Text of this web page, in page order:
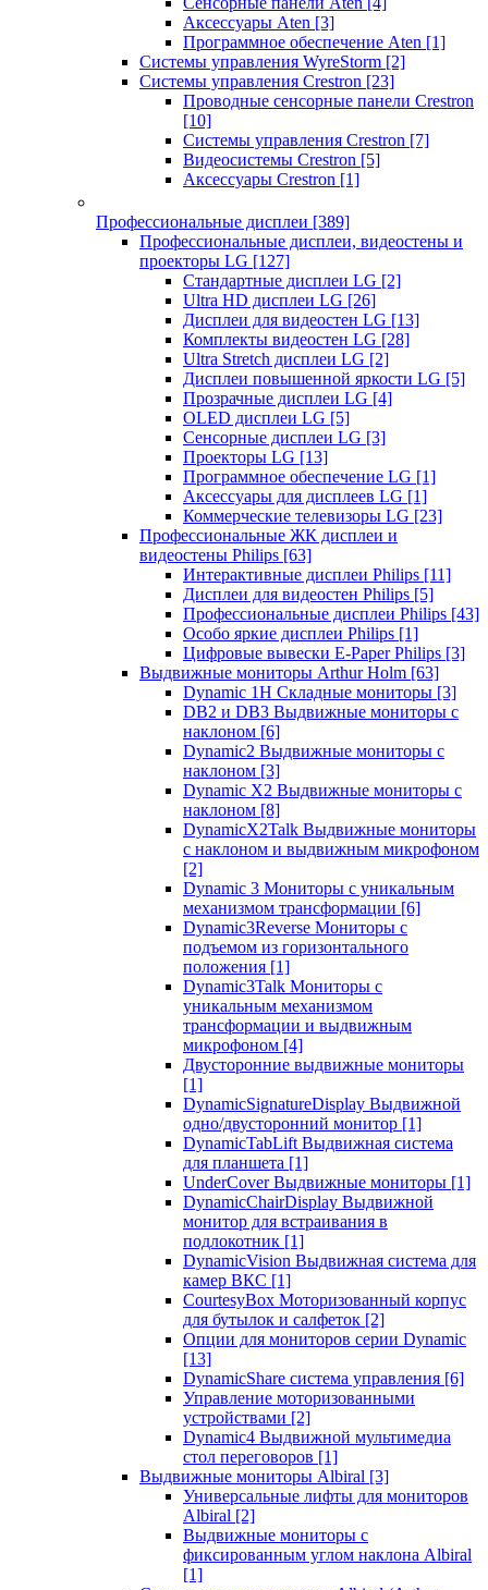
Аксессуары Aten [3]
Программное обеспечение Aten [1]
Системы управления WyreStorm [2]
Системы управления Crestron [23]
Проводные сенсорные панели Crestron
[10]
Системы управления Crestron [7]
Видеосистемы Crestron [5]
Аксессуары Crestron [1]
Профессиональные дисплеи [389]
Профессиональные дисплеи, видеостены и
проекторы LG [127]
Стандартные дисплеи LG [2]
Ultra HD дисплеи LG [26]
Дисплеи для видеостен LG [13]
Комплекты видеостен LG [28]
Ultra Stretch дисплеи LG [2]
Дисплеи повышенной яркости LG [5]
Прозрачные дисплеи LG [4]
OLED дисплеи LG [5]
Сенсорные дисплеи LG [3]
Проекторы LG [13]
Программное обеспечение LG [1]
Аксессуары для дисплеев LG [1]
Коммерческие телевизоры LG [23]
Профессиональные ЖК дисплеи и
видеостены Philips [63]
Интерактивные дисплеи Philips [11]
Дисплеи для видеостен Philips [5]
Профессиональные дисплеи Philips [43]
Особо яркие дисплеи Philips [1]
Цифровые вывески E-Paper Philips [3]
Выдвижные мониторы Arthur Holm [63]
Dynamic 1Н Складные мониторы [3]
DB2 и DB3 Выдвижные мониторы с
наклоном [6]
Dynamic2 Выдвижные мониторы с
наклоном [3]
Dynamic X2 Выдвижные мониторы с
наклоном [8]
DynamicX2Talk Выдвижные мониторы
с наклоном и выдвижным микрофоном
[2]
Dynamic 3 Мониторы с уникальным
механизмом трансформации [6]
Dynamic3Reverse Мониторы с
подъемом из горизонтального
положения [1]
Dynamic3Talk Мониторы с
уникальным механизмом
трансформации и выдвижным
микрофоном [4]
Двусторонние выдвижные мониторы
[1]
DynamicSignatureDisplay Выдвижной
одно/двусторонний монитор [1]
DynamicTabLift Выдвижная система
для планшета [1]
UnderCover Выдвижные мониторы [1]
DynamicChairDisplay Выдвижной
монитор для встраивания в
подлокотник [1]
DynamicVision Выдвижная система для
камер ВКС [1]
CourtesyBox Моторизованный корпус
для бутылок и салфеток [2]
Опции для мониторов серии Dynamic
[13]
DynamicShare система управления [6]
Управление моторизованными
устройствами [2]
Dynamic4 Выдвижной мультимедиа
стол переговоров [1]
Выдвижные мониторы Albiral [3]
Универсальные лифты для мониторов
Albiral [2]
Выдвижные мониторы с
фиксированным углом наклона Albiral
[1]